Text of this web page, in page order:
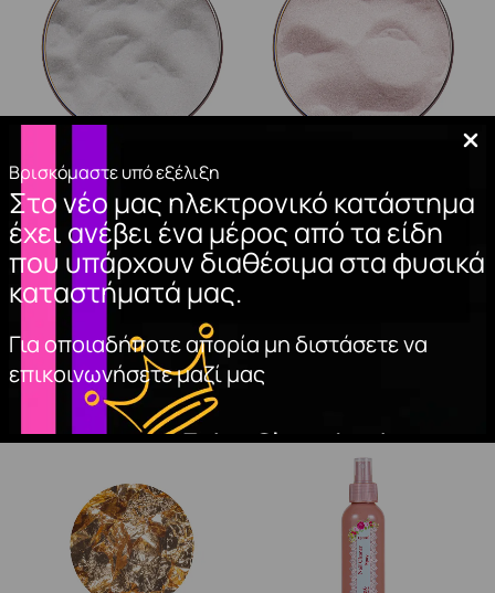
Βρισκόμαστε υπό εξέλιξη
Στο νέο μας ηλεκτρονικό κατάστημα
έχει ανέβει ένα μέρος από τα είδη
που υπάρχουν διαθέσιμα στα φυσικά
καταστήματά μας.
Για οποιαδήποτε απορία μη διστάσετε να
επικοινωνήσετε μαζί μας
ΑΚΡΥΛΙΚΗ ΣΚΟΝΗ
ΝΥΧΙΩΝ (CLEAR)
8,50 €
ΠΡΟΣΘΉΚΗ
ΣΤΟ ΚΑΛΆΘΙ
ΝΥΧΙΩΝ (NATURAL
PINK)
8,50€
ΣΤΟ ΚΑΛΆΘΙ